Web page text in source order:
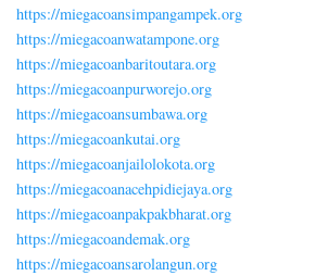
https://miegacoansimpangampek.org
https://miegacoanwatampone.org
https://miegacoanbaritoutara.org
https://miegacoanpurworejo.org
https://miegacoansumbawa.org
https://miegacoankutai.org
https://miegacoanjailolokota.org
https://miegacoanacehpidiejaya.org
https://miegacoanpakpakbharat.org
https://miegacoandemak.org
https://miegacoansarolangun.org